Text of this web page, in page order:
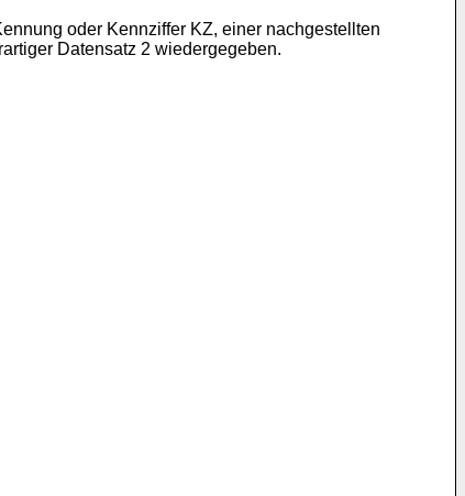
oder Kennziffer KZ, einer nachgestellten
Datensatz 2 wiedergegeben.